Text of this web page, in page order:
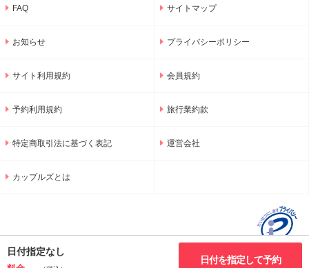
日付指定なし
日付を指定して予約
FAQ サイトマップ
お知らせ プライバシーポリシー
サイト利用規約 会員規約
予約利用規約 旅行業約款
特定商取引法に基づく表記 運営会社
カップルズとは